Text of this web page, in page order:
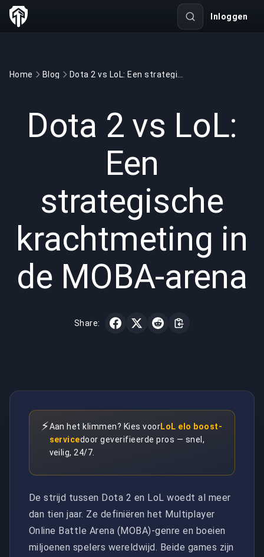
Inloggen
Home Blog
Dota 2 vs LoL:
Een
strategische
krachtmeting in
de MOBA-arena
Share:
⚡Aan het klimmen? Kies voorLoL elo boost-
servicedoor geverifieerde pros — snel,
veilig, 24/7.
De strijd tussen Dota 2 en LoL woedt al meer
dan tien jaar. Ze definiëren het Multiplayer
Online Battle Arena (MOBA)-genre en boeien
miljoenen spelers wereldwijd. Beide games zijn